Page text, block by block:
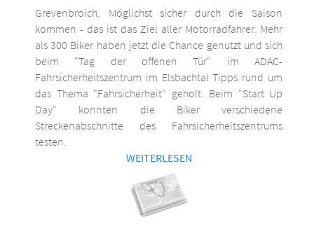
Grevenbroich. Möglichst sicher durch die Saison
kommen - das ist das Ziel aller Motorradfahrer. Mehr
als 300 Biker haben jetzt die Chance genutzt und sich
beim "Tag der offenen Tür" im ADAC-
Fahrsicherheitszentrum im Elsbachtal Tipps rund um
das Thema "Fahrsicherheit" geholt. Beim "Start Up
Day" konnten die Biker verschiedene
Streckenabschnitte des Fahrsicherheitszentrums
testen.
WEITERLESEN